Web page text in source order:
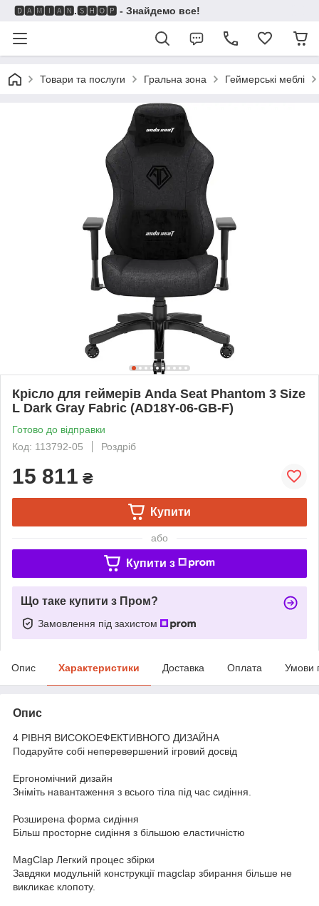
🅳🅰🅼🅸🅰🅽.🆂🅷🅾🅿 - Знайдемо все!
Товари та послуги Гральна зона Геймерські меблі
Крісло для геймерів Anda Seat Phantom 3 Size
L Dark Gray Fabric (AD18Y-06-GB-F)
Готово до відправки
Код: 113792-05
Роздріб
15 811 ₴
Купити
або
Купити з
Що таке купити з Пром?
Замовлення під захистом
Опис Характеристики Доставка Оплата Умови
Опис
4 РІВНЯ ВИСОКОЕФЕКТИВНОГО ДИЗАЙНА
Подаруйте собі неперевершений ігровий досвід
Ергономічний дизайн
Зніміть навантаження з всього тіла під час сидіння.
Розширена форма сидіння
Більш просторне сидіння з більшою еластичністю
MagClap Легкий процес збірки
Завдяки модульній конструкції magclap збирання більше не
викликає клопоту.